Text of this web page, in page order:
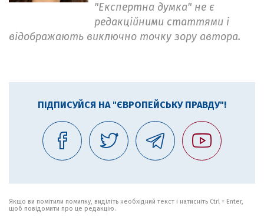
"Експертна думка" не є
редакційними статтями і
відображають виключно точку зору автора.
ПІДПИСУЙСЯ НА "ЄВРОПЕЙСЬКУ ПРАВДУ"!
Якщо ви помітили помилку, виділіть необхідний текст і натисніть Ctrl + Enter,
щоб повідомити про це редакцію.